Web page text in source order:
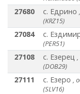
27680 с. Едрино
(KRZ15)
27084 с.
(PER51)
27108 с. Езерец
(DOB29)
27111 с. Езеро ,
(SLV16)